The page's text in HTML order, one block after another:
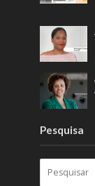
Pesquisa